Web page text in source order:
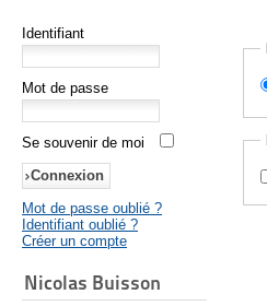
Identifiant
Mot de passe
Se souvenir de moi
Mot de passe oublié ?
Identifiant oublié ?
Créer un compte
Nicolas Buisson